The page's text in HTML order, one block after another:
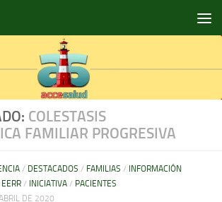
COLESTASIS
FAMILIAR PROGRESIVA
/ DESTACADOS / FAMILIAS /
INFORMACIÓN
/ INICIATIVA / PACIENTES
DE 2020